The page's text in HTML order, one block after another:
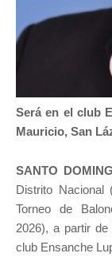
Será en el club
Mauricio, San
SANTO
Distrito Nacional
Torneo de
2026), a partir
club Ensanche